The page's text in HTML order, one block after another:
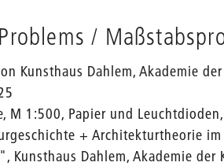
/
Kunsthaus Dahlem, Akademie
M 1:500, Papier und
+ Architekturtheorie im
Kunsthaus Dahlem, Akademie